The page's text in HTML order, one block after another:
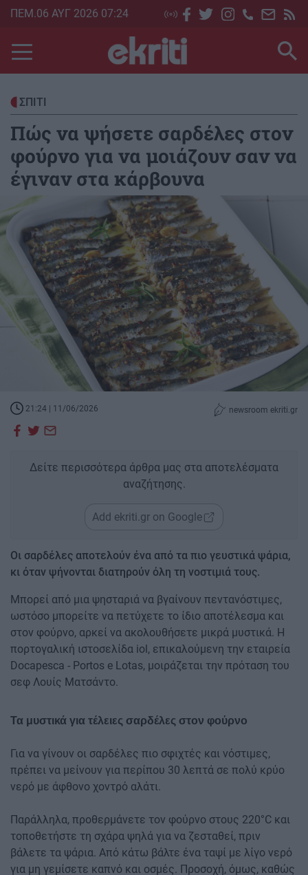
Skip
main
content
ΠΕΜ.06 ΑΥΓ 2026 07:24
ΣΠΙΤΙ
Πώς να ψήσετε σαρδέλες στον
φούρνο για να μοιάζουν σαν να
έγιναν στα κάρβουνα
21:24 | 11/06/2026 newsroom ekriti.gr
Δείτε περισσότερα άρθρα μας στα αποτελέσματα
αναζήτησης.
Add ekriti.gr on Google
Οι σαρδέλες αποτελούν ένα από τα πιο γευστικά ψάρια,
κι όταν ψήνονται διατηρούν όλη τη νοστιμιά τους.
Μπορεί από μια ψησταριά να βγαίνουν πεντανόστιμες,
ωστόσο μπορείτε να πετύχετε το ίδιο αποτέλεσμα και
στον φούρνο, αρκεί να ακολουθήσετε μικρά μυστικά. Η
πορτογαλική ιστοσελίδα iol, επικαλούμενη την εταιρεία
Docapesca - Portos e Lotas, μοιράζεται την πρόταση του
σεφ Λουίς Ματσάντο.
Τα μυστικά για τέλειες σαρδέλες στον φούρνο
Για να γίνουν οι σαρδέλες πιο σφιχτές και νόστιμες,
πρέπει να μείνουν για περίπου 30 λεπτά σε πολύ κρύο
νερό με άφθονο χοντρό αλάτι.
Παράλληλα, προθερμάνετε τον φούρνο στους 220°C και
τοποθετήστε τη σχάρα ψηλά για να ζεσταθεί, πριν
βάλετε τα ψάρια. Από κάτω βάλτε ένα ταψί με λίγο νερό
για μη γεμίσετε καπνό και οσμές. Προσοχή, όμως, καθώς